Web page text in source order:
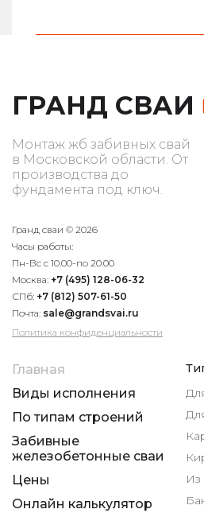
ГРАНД СВАИ
Монтаж жб забивных свай
в Московской области. От
производства до
фундамента под ключ.
Гранд сваи © 2026
Часы работы:
Пн-Вс с 10.00-по 20.00
Москва: +7 (495) 128-06-32
СПб: +7 (812) 507-61-50
Почта: sale@grandsvai.ru
Политика конфиденциальности
Главная
Виды исполнения
По типам строений
Забивные
железобетонные сваи
Цены
Онлайн калькулятор
Из